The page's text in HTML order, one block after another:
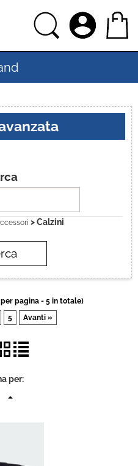
> Calzini
pagina - 5 in totale)
5 Avanti »
per: